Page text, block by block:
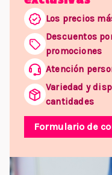
Los precios
Descuentos
promociones
Atención
Variedad y
cantidades
Formulario de